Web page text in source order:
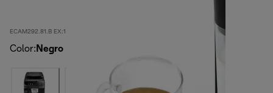
ECAM292.81.B EX:1
Color: Negro